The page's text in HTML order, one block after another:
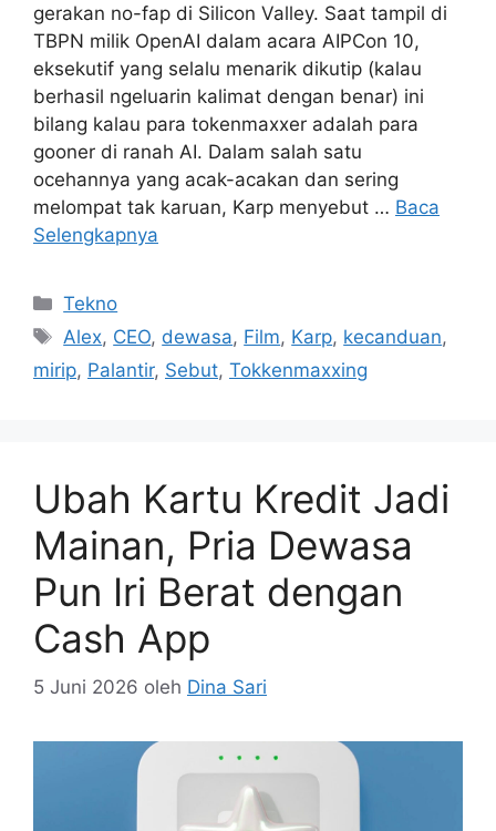
gerakan no-fap di Silicon Valley. Saat tampil di
TBPN milik OpenAI dalam acara AIPCon 10,
eksekutif yang selalu menarik dikutip (kalau
berhasil ngeluarin kalimat dengan benar) ini
bilang kalau para tokenmaxxer adalah para
gooner di ranah AI. Dalam salah satu
ocehannya yang acak-acakan dan sering
melompat tak karuan, Karp menyebut … Baca
Selengkapnya
Kategori
Tekno
Tag
Alex, CEO, dewasa, Film, Karp, kecanduan,
mirip, Palantir, Sebut, Tokkenmaxxing
Ubah Kartu Kredit Jadi
Mainan, Pria Dewasa
Pun Iri Berat dengan
Cash App
5 Juni 2026 oleh Dina Sari